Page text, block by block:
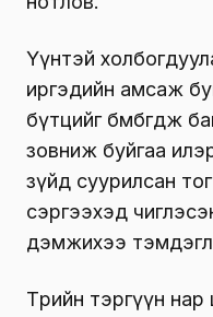
Үүнтэй
иргэдийн амсаж
бүтцийг бөмбөгдөж
зовниж буйгаа
зүйд суурилсан
сэргээхэд
дэмжихээ
Төрийн тэргүүн нар